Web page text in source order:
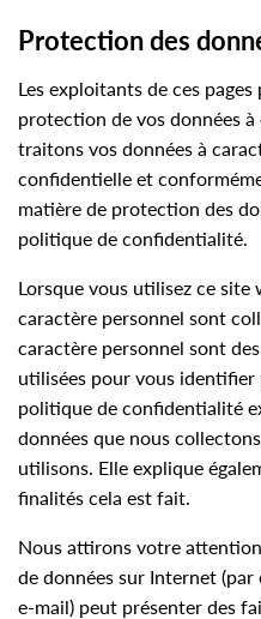
Protection des
Les exploitants de ces
protection de vos données
traitons vos données à
confidentielle et
matière de protection des
politique de confidentialité.
Lorsque vous utilisez ce site
caractère personnel sont
caractère personnel sont
utilisées pour vous
politique de confidentialité
données que nous
utilisons. Elle explique
finalités cela est fait.
Nous attirons votre
de données sur Internet
e-mail) peut présenter des